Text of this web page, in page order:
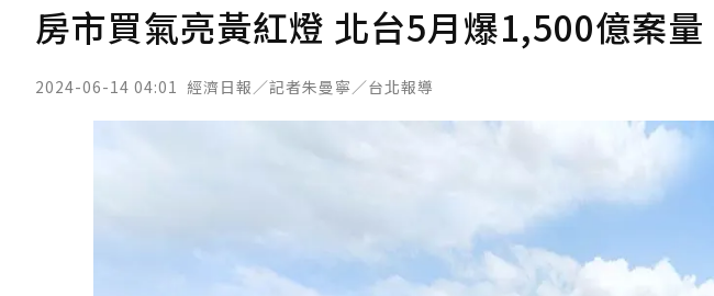
房市買氣亮黃紅燈 北台5月爆1,500億案量
2024-06-14 04:01 經濟日報／記者朱曼寧／台北報導